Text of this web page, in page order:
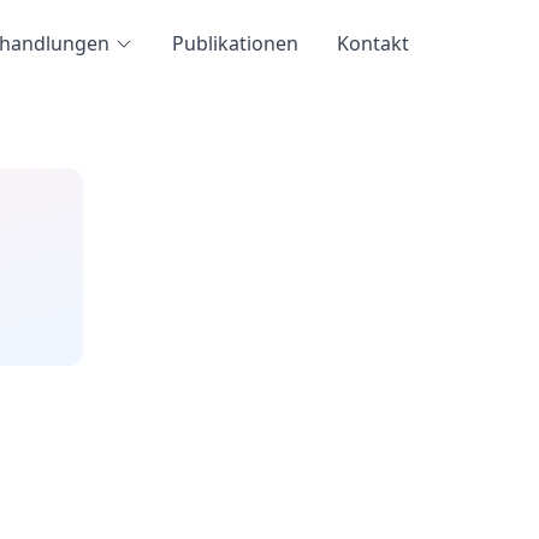
Publikationen Kontakt